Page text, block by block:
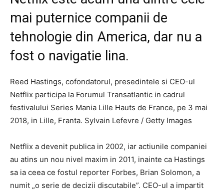
mai puternice companii de
tehnologie din America, dar nu a
fost o navigatie lina.
Reed Hastings, cofondatorul, presedintele si CEO-ul
Netflix participa la Forumul Transatlantic in cadrul
festivalului Series Mania Lille Hauts de France, pe 3 mai
2018, in Lille, Franta. Sylvain Lefevre / Getty Images
Netflix a devenit publica in 2002, iar actiunile companiei
au atins un nou nivel maxim in 2011, inainte ca Hastings
sa ia ceea ce fostul reporter Forbes, Brian Solomon, a
numit „o serie de decizii discutabile”. CEO-ul a impartit